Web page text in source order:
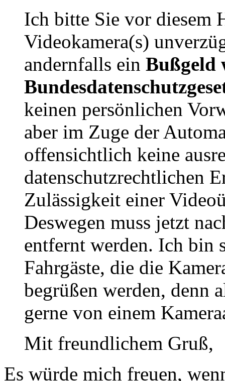
Ich bitte Sie vor diesem
Videokamera(s)
andernfalls ein Bußgeld
keinen persönlichen
aber im Zuge der
offensichtlich keine
datenschutzrechtlichen
Zulässigkeit einer
Deswegen muss jetzt
entfernt werden. Ich bin
Fahrgäste, die die
begrüßen werden, denn
gerne von einem
Mit freundlichem Gruß,
Es würde mich freuen,